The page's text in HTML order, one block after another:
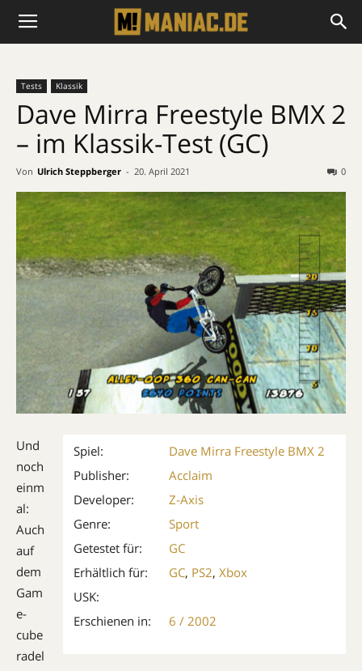
Tests Klassik
Dave Mirra Freestyle BMX 2
– im Klassik-Test (GC)
Von Ulrich Steppberger - 20. April 2021 0
Spiel:
Dave Mirra Freestyle BMX 2
Publisher:
Acclaim
Developer:
Z-Axis
Genre:
Sport
Getestet für:
GC
Erhältlich für:
GC, PS2, Xbox
USK:
Erschienen in:
6 / 2002
Und
noch
einm
al:
Auch
auf
dem
Gam
e­
cube
radel